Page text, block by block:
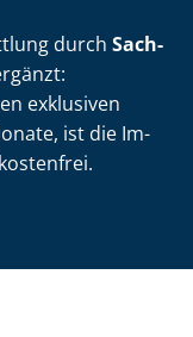
durch Sach­
exklusiven
ist die Im­